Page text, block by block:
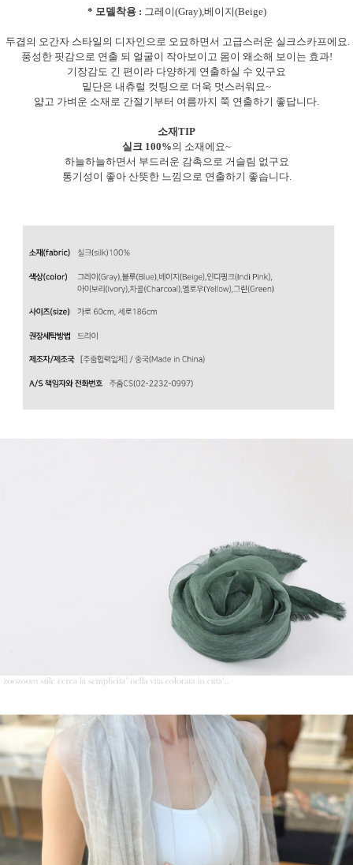
* 모델착용 : 그레이(Gray),베이지(Beige)
두겹의 오간자 스타일의 디자인으로 오묘하면서 고급스러운 실크스카프에요.
풍성한 핏감으로 연출 되 얼굴이 작아보이고 몸이 왜소해 보이는 효과!
기장감도 긴 편이라 다양하게 연출하실 수 있구요
밑단은 내츄럴 컷팅으로 더욱 멋스러워요~
얇고 가벼운 소재로 간절기부터 여름까지 쭉 연출하기 좋답니다.
소재TIP
실크 100%의 소재에요~
하늘하늘하면서 부드러운 감촉으로 거슬림 없구요
통기성이 좋아 산뜻한 느낌으로 연출하기 좋습니다.